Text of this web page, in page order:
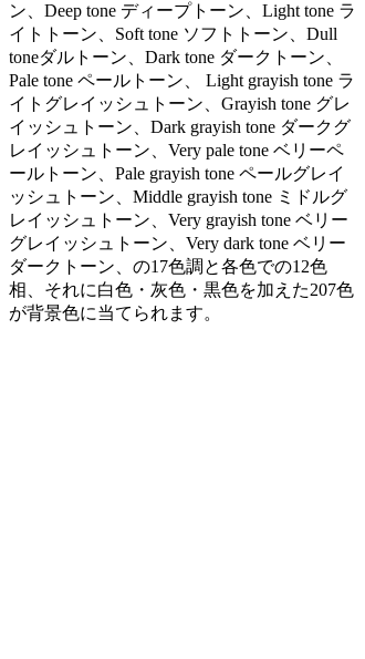
ン、Deep tone ディープトーン、Light tone ラ
イトトーン、Soft tone ソフトトーン、Dull
toneダルトーン、Dark tone ダークトーン、
Pale tone ペールトーン、 Light grayish tone ラ
イトグレイッシュトーン、Grayish tone グレ
イッシュトーン、Dark grayish tone ダークグ
レイッシュトーン、Very pale tone ベリーペ
ールトーン、Pale grayish tone ペールグレイ
ッシュトーン、Middle grayish tone ミドルグ
レイッシュトーン、Very grayish tone ベリー
グレイッシュトーン、Very dark tone ベリー
ダークトーン、の17色調と各色での12色
相、それに白色・灰色・黒色を加えた207色
が背景色に当てられます。